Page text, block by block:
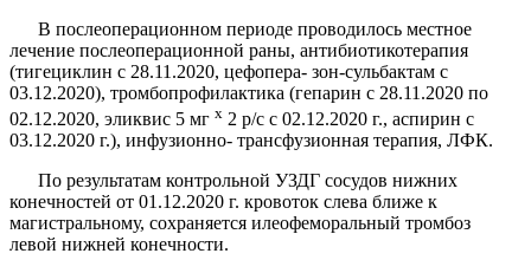
В послеоперационном периоде проводилось местное
лечение послеоперационной раны, анти­биотикотерапия
(тигециклин с 28.11.2020, цефопера- зон-сульбактам с
03.12.2020), тромбопрофилактика (ге­парин с 28.11.2020 по
02.12.2020, эликвис 5 мг х 2 р/с с 02.12.2020 г., аспирин с
03.12.2020 г.), инфузионно- трансфузионная терапия, ЛФК.
По результатам контрольной УЗДГ сосудов ниж­них
конечностей от 01.12.2020 г. кровоток слева бли­же к
магистральному, сохраняется илеофеморальный тромбоз
левой нижней конечности.